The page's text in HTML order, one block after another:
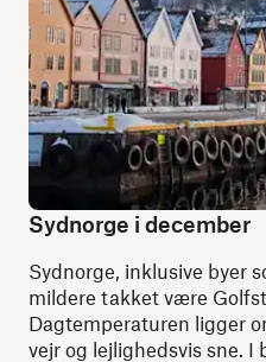
Sydnorge i december
Sydnorge, inklusive byer
mildere takket være
Dagtemperaturen ligger
vejr og lejlighedsvis sne. I